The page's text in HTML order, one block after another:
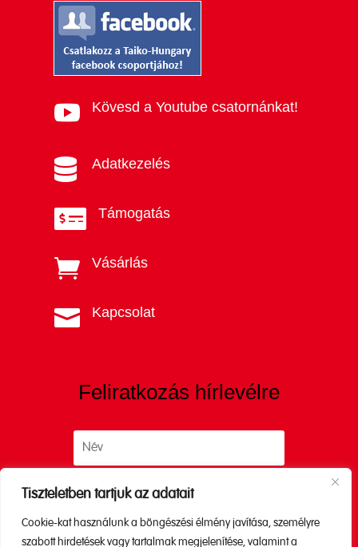
Tiszteletben tartjuk az adatait
Cookie-kat használunk a böngészési élmény javítása, személyre
szabott hirdetések vagy tartalmak megjelenítése, valamint a
 Kövesd a Youtube csatornánkat!
 Adatkezelés
 Támogatás
 Vásárlás
 Kapcsolat
Feliratkozás hírlevélre
Küldés